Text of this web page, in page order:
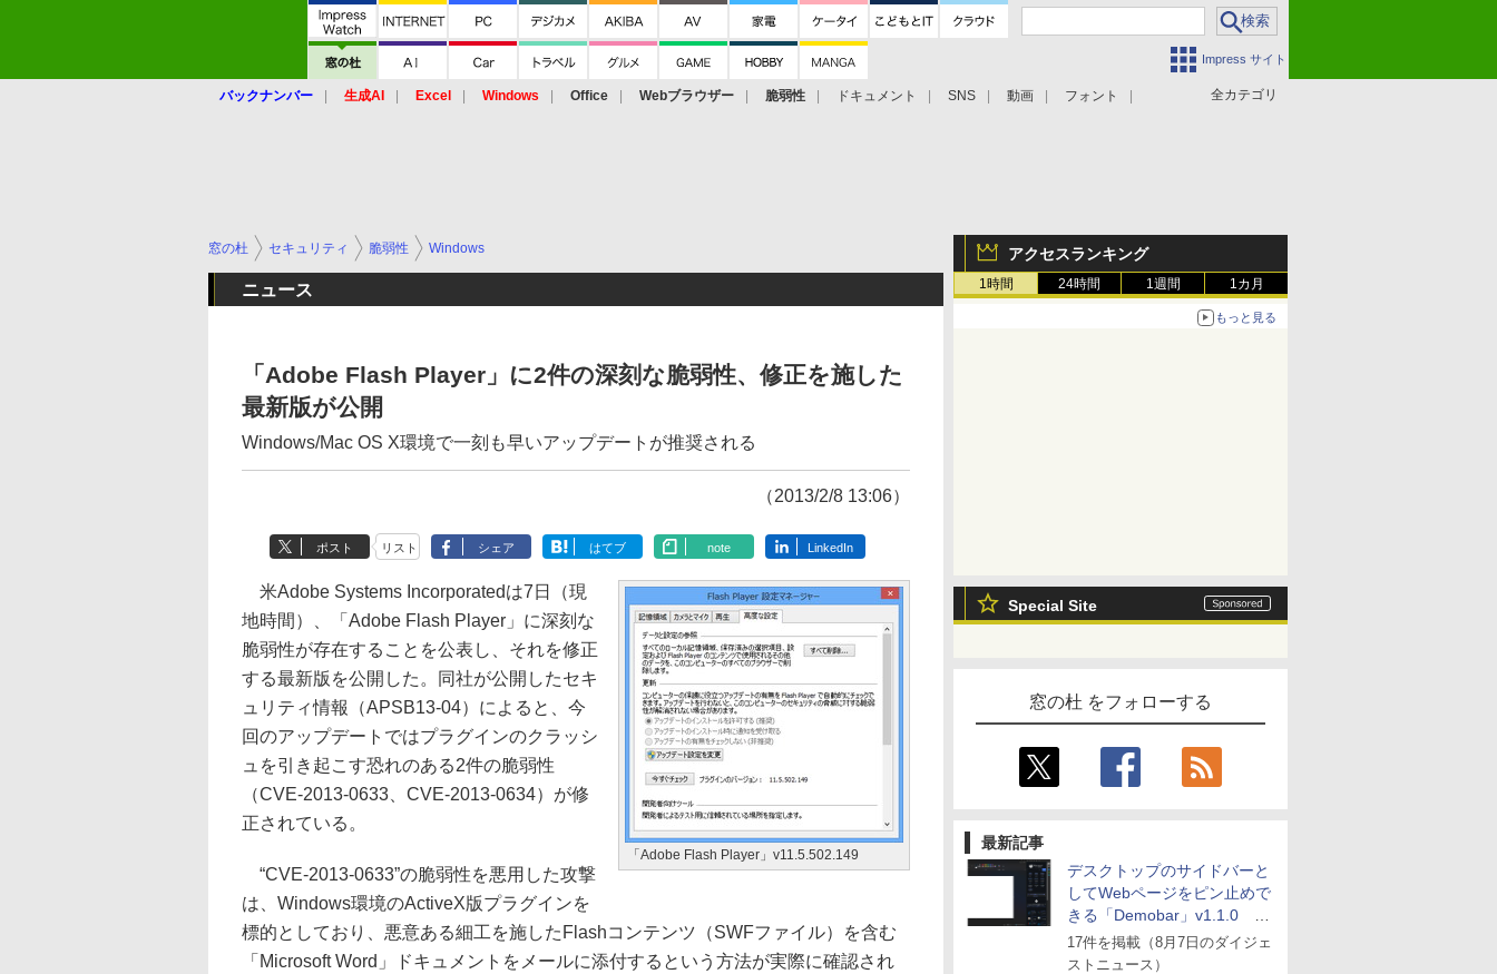
Impress サイト
全カテゴリ
バックナンバー 生成AI Excel Windows Office Webブラウザー 脆弱性 ドキュメント SNS 動画 フォント
アクセスランキング
1時間 24時間 1週間 1カ月
もっと見る
Special Site
窓の杜 をフォローする
最新記事
デスクトップのサイドバーと
してWebページをピン止めで
きる「Demobar」v1.1.0 ほ
か
17件を掲載（8月7日のダイジェ
ストニュース）
窓の杜 セキュリティ 脆弱性 Windows
ニュース
「Adobe Flash Player」に2件の深刻な脆弱性、修正を施した
最新版が公開
Windows/Mac OS X環境で一刻も早いアップデートが推奨される
（2013/2/8 13:06）
ポスト リスト シェア はてブ note LinkedIn
「Adobe Flash Player」v11.5.502.149
米Adobe Systems Incorporatedは7日（現
地時間）、「Adobe Flash Player」に深刻な
脆弱性が存在することを公表し、それを修正
する最新版を公開した。同社が公開したセキ
ュリティ情報（APSB13-04）によると、今
回のアップデートではプラグインのクラッシ
ュを引き起こす恐れのある2件の脆弱性
（CVE-2013-0633、CVE-2013-0634）が修
正されている。
“CVE-2013-0633”の脆弱性を悪用した攻撃
は、Windows環境のActiveX版プラグインを
標的としており、悪意ある細工を施したFlashコンテンツ（SWFファイル）を含む
「Microsoft Word」ドキュメントをメールに添付するという方法が実際に確認され